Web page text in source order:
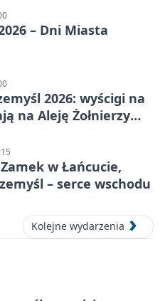
– Dni Miasta
2026: wyścigi na
na Aleję Żołnierzy
w Łańcucie,
– serce wschodu
Kolejne wydarzenia